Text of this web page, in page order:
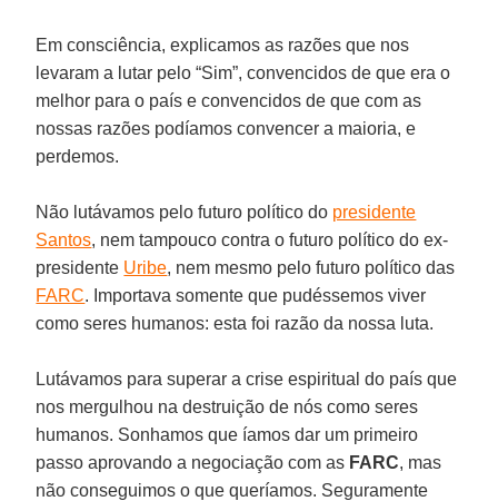
Em consciência, explicamos as razões que nos
levaram a lutar pelo “Sim”, convencidos de que era o
melhor para o país e convencidos de que com as
nossas razões podíamos convencer a maioria, e
perdemos.
Não lutávamos pelo futuro político do presidente
Santos, nem tampouco contra o futuro político do ex-
presidente Uribe, nem mesmo pelo futuro político das
FARC. Importava somente que pudéssemos viver
como seres humanos: esta foi razão da nossa luta.
Lutávamos para superar a crise espiritual do país que
nos mergulhou na destruição de nós como seres
humanos. Sonhamos que íamos dar um primeiro
passo aprovando a negociação com as FARC, mas
não conseguimos o que queríamos. Seguramente